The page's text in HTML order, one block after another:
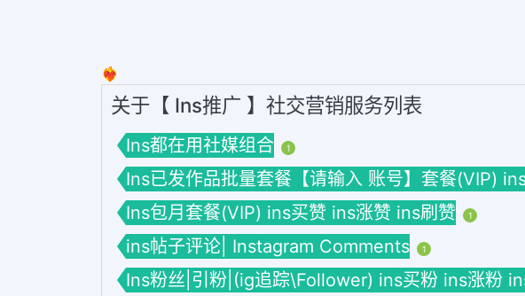
❤️‍🔥
关于【 Ins推广 】社交营销服务列表
Ins都在用社媒组合 1
Ins已发作品批量套餐【请输入 账号】套餐(VIP)
Ins包月套餐(VIP) ins买赞 ins涨赞 ins刷赞 1
ins帖子评论| Instagram Comments 1
Ins粉丝|引粉|(ig追踪\Follower) ins买粉 ins涨粉